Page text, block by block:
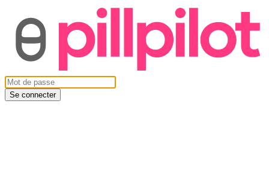
Se connecter